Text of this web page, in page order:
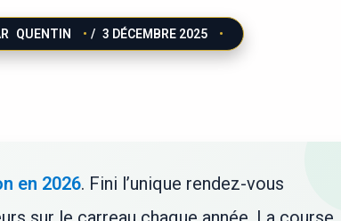
QUENTIN / 3 DÉCEMBRE 2025
en 2026. Fini l’unique rendez-vous